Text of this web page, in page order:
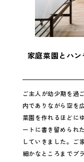
家庭菜園とハ
ご主人が幼少期を過
内でありながら空を
菜園を作れるほどに
ートに書き留められ
していきました。 ご
細かなところまでプ